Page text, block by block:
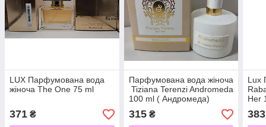
LUX Парфумована вода
жіноча The One 75 ml
371 ₴
Парфумована вода жіноча
Tiziana Terenzi Andromeda
100 ml ( Андромеда)
315₴
Lux
Her
383